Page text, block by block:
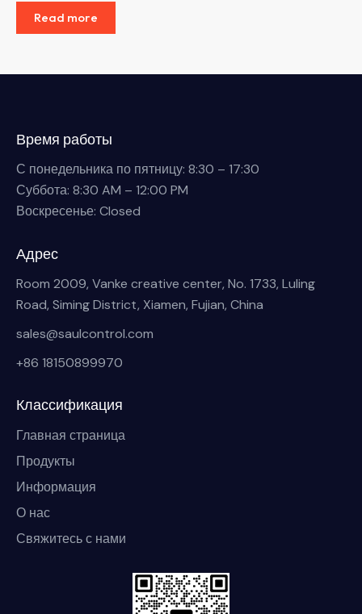
Read more
Время работы
С понедельника по пятницу: 8:30 – 17:30
Суббота: 8:30 AM – 12:00 PM
Воскресенье: Closed
Адрес
Room 2009, Vanke creative center, No. 1733, Luling
Road, Siming District, Xiamen, Fujian, China
sales@saulcontrol.com
+86 18150899970
Классификация
Главная страница
Продукты
Информация
О нас
Свяжитесь с нами